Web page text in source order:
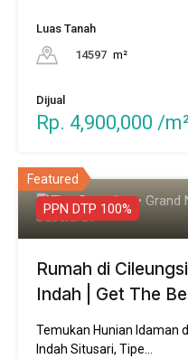
Luas Tanah
14597 m²
Dijual
Rp. 4,900,000 /
Featured
PPN DTP 100%
Rumah di
Indah | Get The
Temukan Hunian Idaman
Indah Situsari, Tipe…